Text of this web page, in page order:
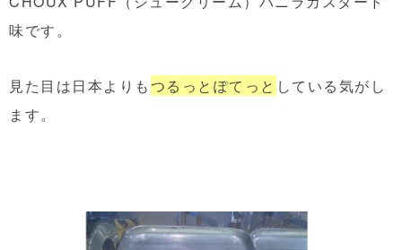
味です。
見た目は日本よりもつるっとぽてっと している気がし
ます。